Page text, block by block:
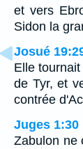
et vers
Sidon la
Josué
Elle
de Tyr, et
contrée
Juges 1:30
Zabulon ne